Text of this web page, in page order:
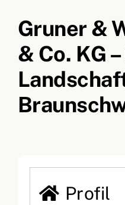
Fliesenrechner
Handwerker Ratgeber
Wir über uns
Gruner &
& Co. KG
Profil